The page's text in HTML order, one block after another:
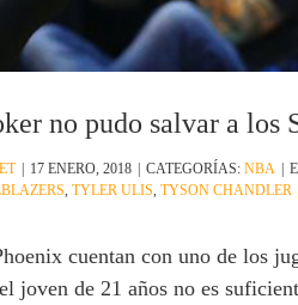
no pudo salvar a los
17 ENERO, 2018 CATEGORÍAS: NBA
, TYLER ULIS, TYSON CHANDLER
cuentan con uno de los
joven de 21 años no es